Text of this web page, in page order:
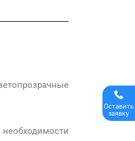
Оставить
заявку